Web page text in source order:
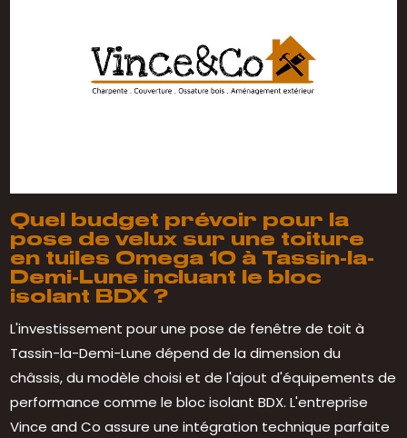
Quel budget prévoir pour la
pose de velux sur une toiture
en tuiles Omega 10 à Tassin-la-
Demi-Lune incluant le bloc
isolant BDX ?
L'investissement pour une pose de fenêtre de toit à
Tassin-la-Demi-Lune dépend de la dimension du
châssis, du modèle choisi et de l'ajout d'équipements de
performance comme le bloc isolant BDX. L'entreprise
Vince and Co assure une intégration technique parfaite